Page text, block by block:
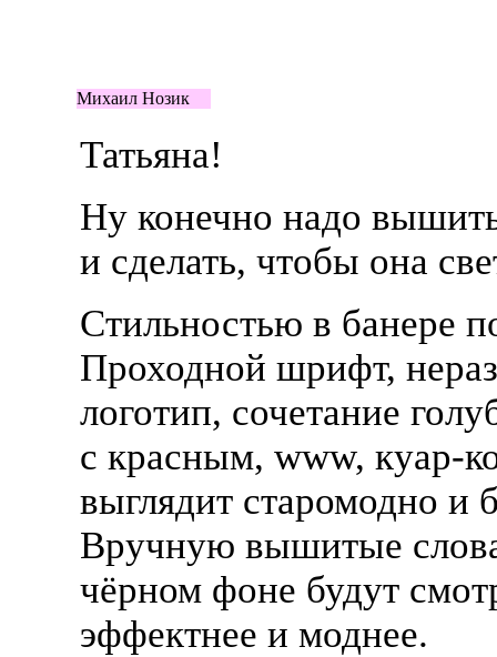
Михаил Нозик
Татьяна!
Ну конечно надо
и сделать, чтобы она
Стильностью в банере
Проходной шрифт,
логотип, сочетание
с красным, www, куар-
выглядит старомодно и
Вручную вышитые
чёрном фоне будут
эффектнее и моднее.